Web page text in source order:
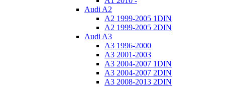
Audi A2
A2 1999-2005 1DIN
A2 1999-2005 2DIN
Audi A3
A3 1996-2000
A3 2001-2003
A3 2004-2007 1DIN
A3 2004-2007 2DIN
A3 2008-2013 2DIN